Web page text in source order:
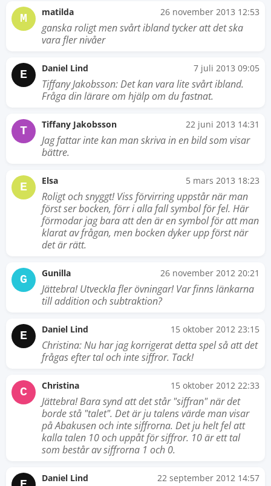
M matilda 26 november 2013 12:53
ganska roligt men svårt ibland tycker att det ska
vara fler nivåer
E Daniel Lind 7 juli 2013 09:05
Tiffany Jakobsson: Det kan vara lite svårt ibland.
Fråga din lärare om hjälp om du fastnat.
T Tiffany Jakobsson 22 juni 2013 14:31
Jag fattar inte kan man skriva in en bild som visar
bättre.
E Elsa 5 mars 2013 18:23
Roligt och snyggt! Viss förvirring uppstår när man
först ser bocken, förr i alla fall symbol för fel. Här
förmodar jag bara att den är en symbol för att man
klarat av frågan, men bocken dyker upp först när
det är rätt.
G Gunilla 26 november 2012 20:21
Jättebra! Utveckla fler övningar! Var finns länkarna
till addition och subtraktion?
E Daniel Lind 15 oktober 2012 23:15
Christina: Nu har jag korrigerat detta spel så att det
frågas efter tal och inte siffror. Tack!
C Christina 15 oktober 2012 22:33
Jättebra! Bara synd att det står "siffran" när det
borde stå "talet". Det är ju talens värde man visar
på Abakusen och inte siffrorna. Det ju helt fel att
kalla talen 10 och uppåt för siffror. 10 är ett tal
som består av siffrorna 1 och 0.
Daniel Lind 22 september 2012 14:57